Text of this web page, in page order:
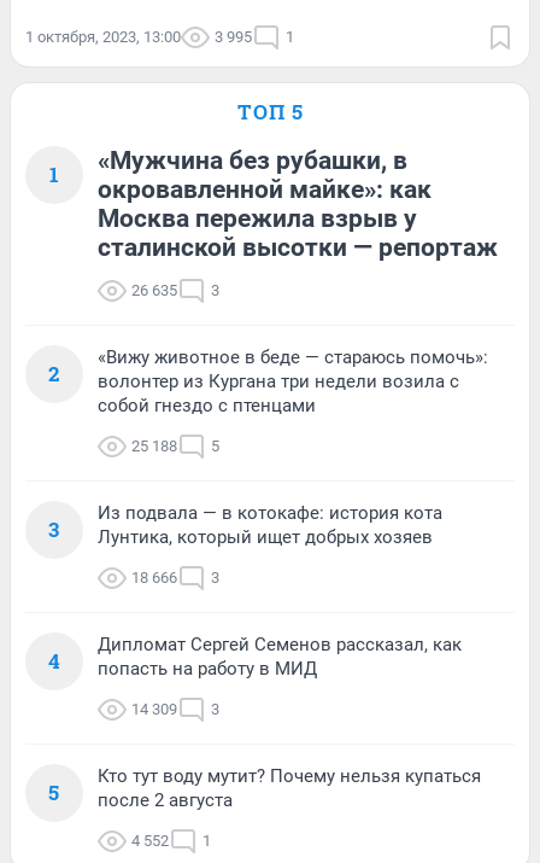
1 октября, 2023, 13:00 3 995 1
ТОП 5
1
«Мужчина без рубашки, в
окровавленной майке»: как
Москва пережила взрыв у
сталинской высотки — репортаж
26 635 3
2
«Вижу животное в беде — стараюсь помочь»:
волонтер из Кургана три недели возила с
собой гнездо с птенцами
25 188 5
3
Из подвала — в котокафе: история кота
Лунтика, который ищет добрых хозяев
18 666 3
4
Дипломат Сергей Семенов рассказал, как
попасть на работу в МИД
14 309 3
5
Кто тут воду мутит? Почему нельзя купаться
после 2 августа
4 552 1